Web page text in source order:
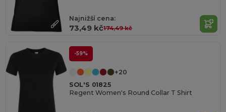
Najnižší cena:
73,49 kč174,49 kč
-59%
+20
SOL'S 01825
Regent Women's Round Collar T Shirt